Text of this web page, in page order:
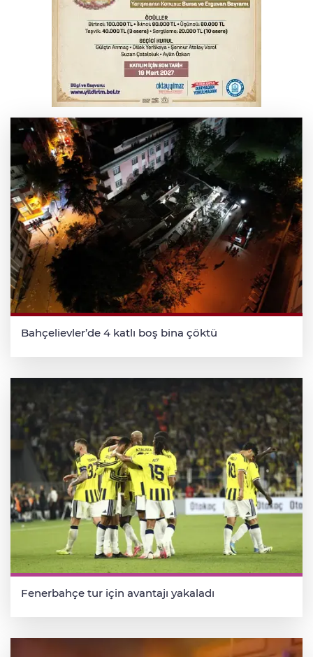
Bursa’da bugün hava nasıl olacak?
Bursa'da kontrolden çıkan araç orta
refüje çıktı
Bahçelievler’de 4 katlı boş bina çöktü
Fenerbahçe tur için avantajı yakaladı